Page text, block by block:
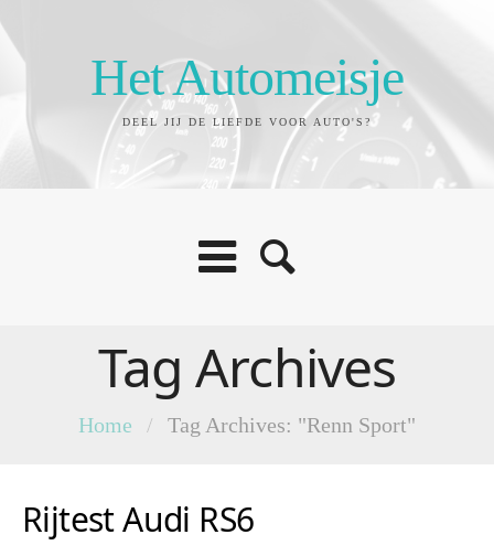
Het Automeisje
DEEL JIJ DE LIEFDE VOOR AUTO'S?
Tag Archives
Home / Tag Archives: "Renn Sport"
Rijtest Audi RS6